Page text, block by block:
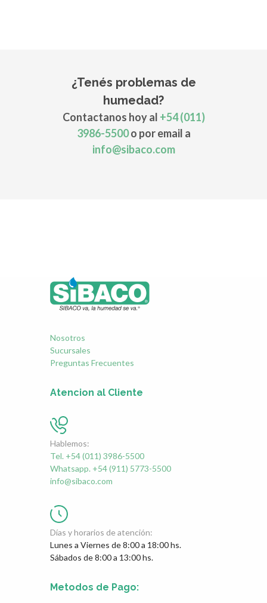
¿Tenés problemas de
humedad?
Contactanos hoy al +54 (011)
3986-5500o por email a
info@sibaco.com
Nosotros
Sucursales
Preguntas Frecuentes
Atencion al Cliente
Hablemos:
Tel. +54 (011) 3986-5500
Whatsapp. +54 (911) 5773-5500
info@sibaco.com
Días y horarios de atención:
Lunes a Viernes de 8:00 a 18:00 hs.
Sábados de 8:00 a 13:00 hs.
Metodos de Pago: